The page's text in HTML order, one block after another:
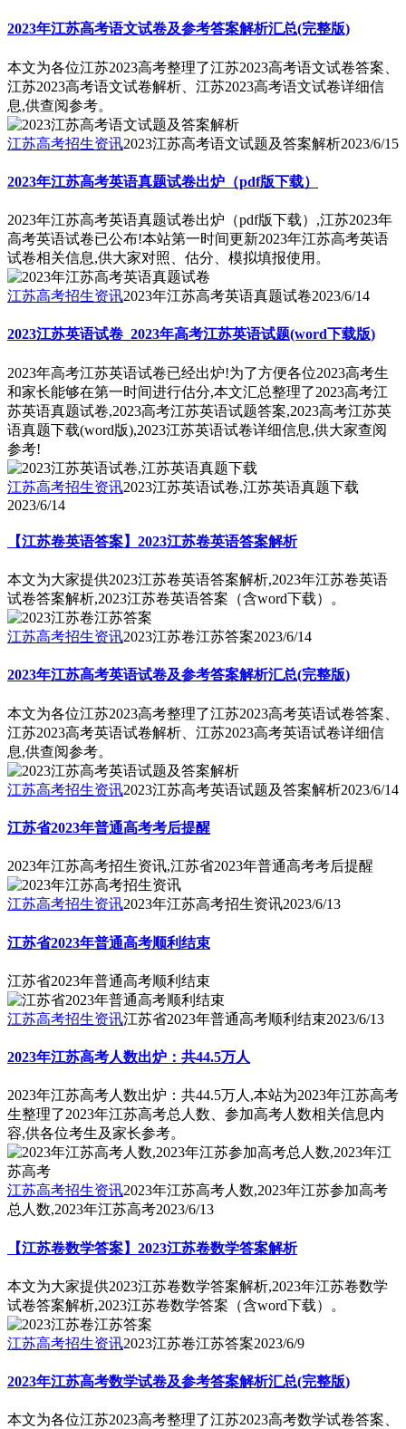
2023年江苏高考语文试卷及参考答案解析汇总(完整版)
本文为各位江苏2023高考整理了江苏2023高考语文试卷答案、
江苏2023高考语文试卷解析、江苏2023高考语文试卷详细信
息,供查阅参考。
江苏高考招生资讯2023江苏高考语文试题及答案解析2023/6/15
2023年江苏高考英语真题试卷出炉（pdf版下载）
2023年江苏高考英语真题试卷出炉（pdf版下载）,江苏2023年
高考英语试卷已公布!本站第一时间更新2023年江苏高考英语
试卷相关信息,供大家对照、估分、模拟填报使用。
江苏高考招生资讯2023年江苏高考英语真题试卷2023/6/14
2023江苏英语试卷_2023年高考江苏英语试题(word下载版)
2023年高考江苏英语试卷已经出炉!为了方便各位2023高考生
和家长能够在第一时间进行估分,本文汇总整理了2023高考江
苏英语真题试卷,2023高考江苏英语试题答案,2023高考江苏英
语真题下载(word版),2023江苏英语试卷详细信息,供大家查阅
参考!
江苏高考招生资讯2023江苏英语试卷,江苏英语真题下载
2023/6/14
【江苏卷英语答案】2023江苏卷英语答案解析
本文为大家提供2023江苏卷英语答案解析,2023年江苏卷英语
试卷答案解析,2023江苏卷英语答案（含word下载）。
江苏高考招生资讯2023江苏卷江苏答案2023/6/14
2023年江苏高考英语试卷及参考答案解析汇总(完整版)
本文为各位江苏2023高考整理了江苏2023高考英语试卷答案、
江苏2023高考英语试卷解析、江苏2023高考英语试卷详细信
息,供查阅参考。
江苏高考招生资讯2023江苏高考英语试题及答案解析2023/6/14
江苏省2023年普通高考考后提醒
2023年江苏高考招生资讯,江苏省2023年普通高考考后提醒
江苏高考招生资讯2023年江苏高考招生资讯2023/6/13
江苏省2023年普通高考顺利结束
江苏省2023年普通高考顺利结束
江苏高考招生资讯江苏省2023年普通高考顺利结束2023/6/13
2023年江苏高考人数出炉：共44.5万人
2023年江苏高考人数出炉：共44.5万人,本站为2023年江苏高考
生整理了2023年江苏高考总人数、参加高考人数相关信息内
容,供各位考生及家长参考。
江苏高考招生资讯2023年江苏高考人数,2023年江苏参加高考
总人数,2023年江苏高考2023/6/13
【江苏卷数学答案】2023江苏卷数学答案解析
本文为大家提供2023江苏卷数学答案解析,2023年江苏卷数学
试卷答案解析,2023江苏卷数学答案（含word下载）。
江苏高考招生资讯2023江苏卷江苏答案2023/6/9
2023年江苏高考数学试卷及参考答案解析汇总(完整版)
本文为各位江苏2023高考整理了江苏2023高考数学试卷答案、